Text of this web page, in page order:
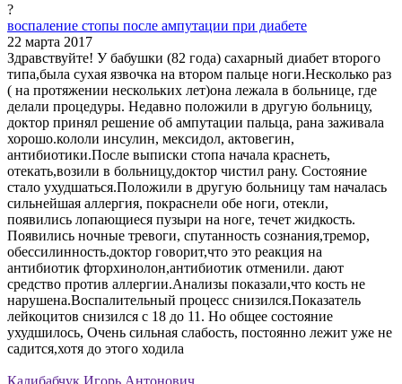
?
воспаление стопы после ампутации при диабете
22 марта 2017
Здравствуйте! У бабушки (82 года) сахарный диабет второго
типа,была сухая язвочка на втором пальце ноги.Несколько раз
( на протяжении нескольких лет)она лежала в больнице, где
делали процедуры. Недавно положили в другую больницу,
доктор принял решение об ампутации пальца, рана заживала
хорошо.кололи инсулин, мексидол, актовегин,
антибиотики.После выписки стопа начала краснеть,
отекать,возили в больницу,доктор чистил рану. Состояние
стало ухудшаться.Положили в другую больницу там началась
сильнейшая аллергия, покраснели обе ноги, отекли,
появились лопающиеся пузыри на ноге, течет жидкость.
Появились ночные тревоги, спутанность сознания,тремор,
обессилинность.доктор говорит,что это реакция на
антибиотик фторхинолон,антибиотик отменили. дают
средство против аллергии.Анализы показали,что кость не
нарушена.Воспалительный процесс снизился.Показатель
лейкоцитов снизился с 18 до 11. Но общее состояние
ухудшилось, Очень сильная слабость, постоянно лежит уже не
садится,хотя до этого ходила
Калибабчук Игорь Антонович